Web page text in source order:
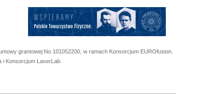
grantowej No 101052200, w ramach Konsorcjum EUROfusion.
i Konsorcjum LaserLab.